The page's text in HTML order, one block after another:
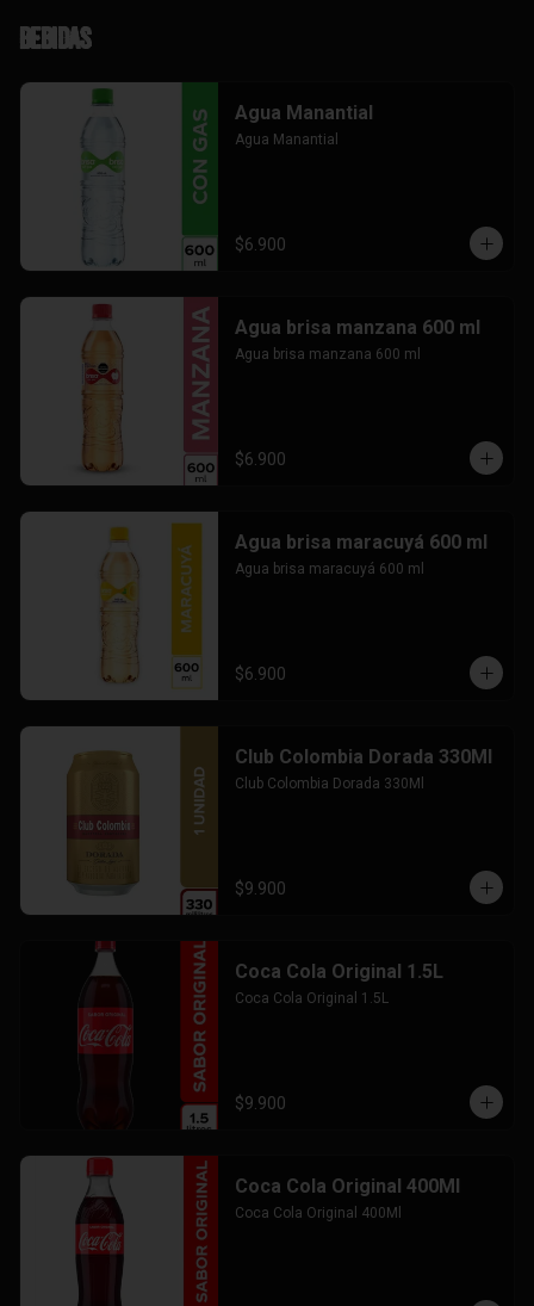
Bebidas
Agua Manantial
Agua Manantial
$6.900
Agua brisa manzana 600 ml
Agua brisa manzana 600 ml
$6.900
Agua brisa maracuyá 600 ml
Agua brisa maracuyá 600 ml
$6.900
Club Colombia Dorada 330Ml
Club Colombia Dorada 330Ml
$9.900
Coca Cola Original 1.5L
Coca Cola Original 1.5L
$9.900
Coca Cola Original 400Ml
Coca Cola Original 400Ml